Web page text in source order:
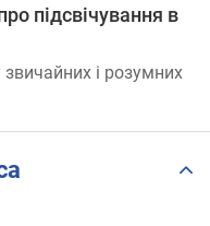
підсвічування в
звичайних і розумних